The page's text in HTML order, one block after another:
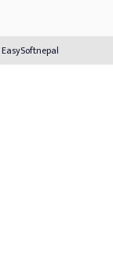
EasySoftnepal